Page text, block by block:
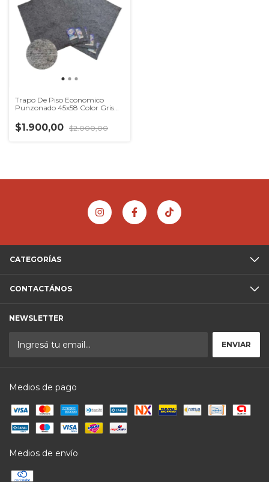
Trapo De Piso Economico
Punzonado 45x58 Color Gris
$1.900,00 $2.000,00
CATEGORÍAS
CONTACTÁNOS
NEWSLETTER
Medios de pago
Medios de envío